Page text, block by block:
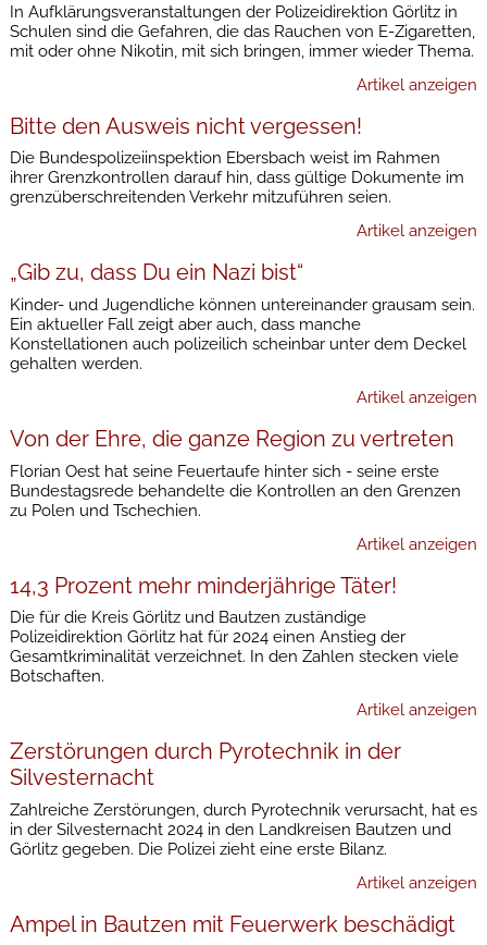
In Aufklärungsveranstaltungen der Polizeidirektion Görlitz in
Schulen sind die Gefahren, die das Rauchen von E-Zigaretten,
mit oder ohne Nikotin, mit sich bringen, immer wieder Thema.
Artikel anzeigen
Bitte den Ausweis nicht vergessen!
Die Bundespolizeiinspektion Ebersbach weist im Rahmen
ihrer Grenzkontrollen darauf hin, dass gültige Dokumente im
grenzüberschreitenden Verkehr mitzuführen seien.
Artikel anzeigen
„Gib zu, dass Du ein Nazi bist“
Kinder- und Jugendliche können untereinander grausam sein.
Ein aktueller Fall zeigt aber auch, dass manche
Konstellationen auch polizeilich scheinbar unter dem Deckel
gehalten werden.
Artikel anzeigen
Von der Ehre, die ganze Region zu vertreten
Florian Oest hat seine Feuertaufe hinter sich - seine erste
Bundestagsrede behandelte die Kontrollen an den Grenzen
zu Polen und Tschechien.
Artikel anzeigen
14,3 Prozent mehr minderjährige Täter!
Die für die Kreis Görlitz und Bautzen zuständige
Polizeidirektion Görlitz hat für 2024 einen Anstieg der
Gesamtkriminalität verzeichnet. In den Zahlen stecken viele
Botschaften.
Artikel anzeigen
Zerstörungen durch Pyrotechnik in der
Silvesternacht
Zahlreiche Zerstörungen, durch Pyrotechnik verursacht, hat es
in der Silvesternacht 2024 in den Landkreisen Bautzen und
Görlitz gegeben. Die Polizei zieht eine erste Bilanz.
Artikel anzeigen
Ampel in Bautzen mit Feuerwerk beschädigt